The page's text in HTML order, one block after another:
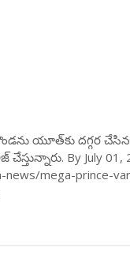
యూత్‌కు ద‌గ్గ‌ర
By July 01,
news/mega-prince-